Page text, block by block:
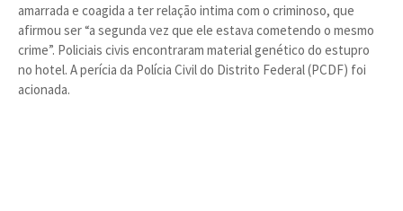
amarrada e coagida a ter relação intima com o criminoso, que
afirmou ser “a segunda vez que ele estava cometendo o mesmo
crime”. Policiais civis encontraram material genético do estupro
no hotel. A perícia da Polícia Civil do Distrito Federal (PCDF) foi
acionada.